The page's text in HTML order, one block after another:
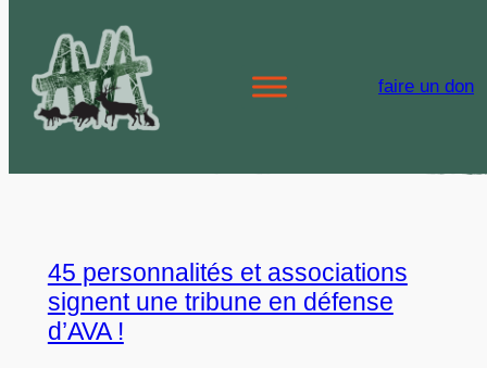
contenu
faire un don
Étiquette :Picardie
Populaire
45 personnalités et associations
signent une tribune en défense
d’AVA !